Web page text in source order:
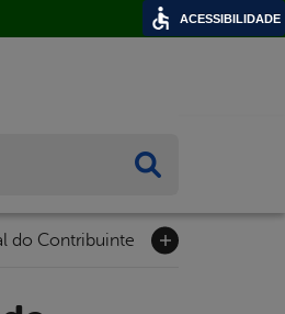
do Contribuinte
ACESSIBILIDADE